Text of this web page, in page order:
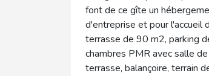
font de ce gîte un
d'entreprise et pour l'accueil
terrasse de 90 m2, parking
chambres PMR avec salle
terrasse, balançoire, terrain